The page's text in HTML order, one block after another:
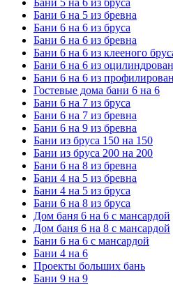
Бани 6 на 5 из бревна
Бани 6 на 6 из бруса
Бани 6 на 6 из бревна
Бани 6 на 6 из клееного
Бани 6 на 6 из
Бани 6 на 6 из
Гостевые дома бани 6 на 6
Бани 6 на 7 из бруса
Бани 6 на 7 из бревна
Бани 6 на 9 из бревна
Бани из бруса 150 на 150
Бани из бруса 200 на 200
Бани 6 на 8 из бревна
Бани 4 на 5 из бревна
Бани 4 на 5 из бруса
Бани 6 на 8 из бруса
Дом баня 6 на 6 с мансардой
Дом баня 6 на 8 с мансардой
Бани 6 на 6 с мансардой
Бани 4 на 6
Проекты больших бань
Бани 9 на 9